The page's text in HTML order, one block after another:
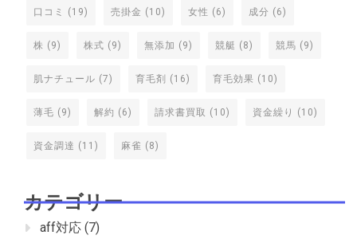
口コミ (19) 売掛金 (10) 女性 (6) 成分 (6)
株 (9) 株式 (9) 無添加 (9) 競艇 (8) 競馬 (9)
肌ナチュール (7) 育毛剤 (16) 育毛効果 (10)
薄毛 (9) 解約 (6) 請求書買取 (10) 資金繰り (10)
資金調達 (11) 麻雀 (8)
カテゴリー
aff対応 (7)